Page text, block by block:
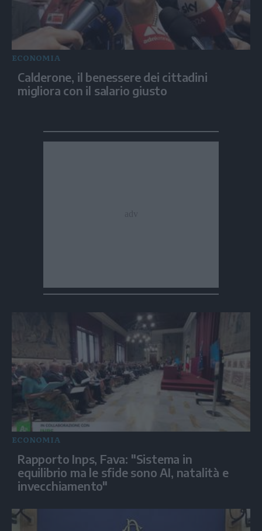
ECONOMIA
Calderone, il benessere dei cittadini
migliora con il salario giusto
ECONOMIA
Rapporto Inps, Fava: "Sistema in
equilibrio ma le sfide sono AI, natalità e
invecchiamento"